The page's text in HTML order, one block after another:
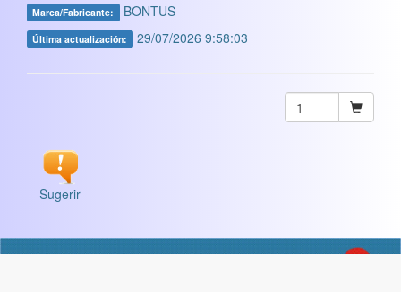
Marca/Fabricante: BONTUS
Última actualización: 29/07/2026 9:58:03
Sugerir